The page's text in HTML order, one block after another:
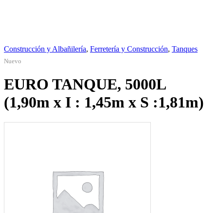
Construcción y Albañilería, Ferretería y Construcción, Tanques
Nuevo
EURO TANQUE, 5000L
(1,90m x I : 1,45m x S :1,81m)